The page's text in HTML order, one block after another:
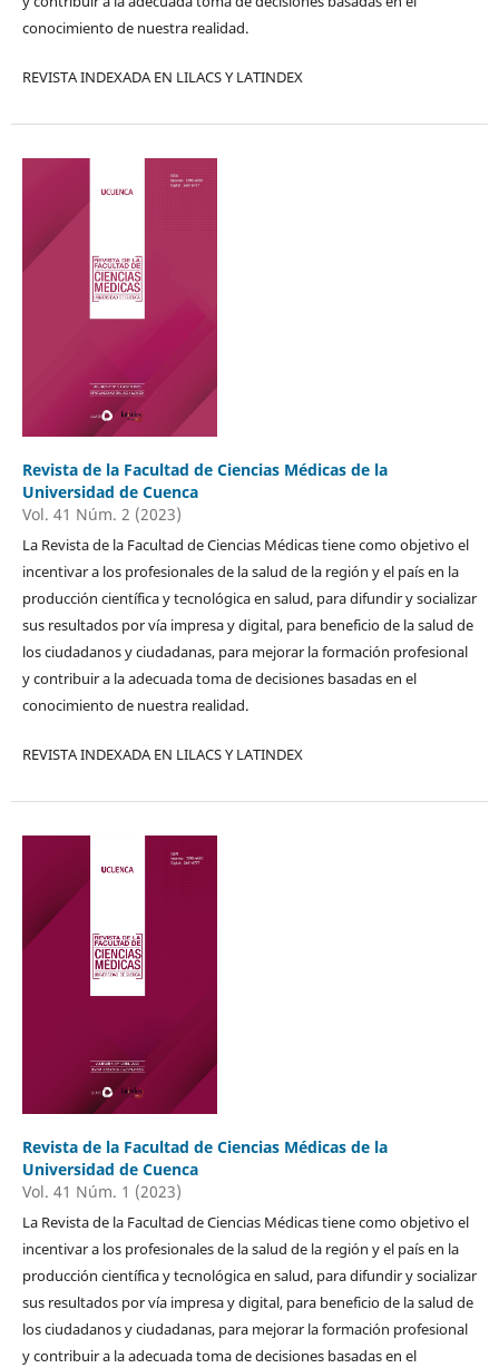
conocimiento de nuestra realidad.
REVISTA INDEXADA EN LILACS Y LATINDEX
Revista de la Facultad de Ciencias Médicas de la
Universidad de Cuenca
Vol. 41 Núm. 2 (2023)
La Revista de la Facultad de Ciencias Médicas tiene como objetivo el
incentivar a los profesionales de la salud de la región y el país en la
producción científica y tecnológica en salud, para difundir y socializar
sus resultados por vía impresa y digital, para beneficio de la salud de
los ciudadanos y ciudadanas, para mejorar la formación profesional
y contribuir a la adecuada toma de decisiones basadas en el
conocimiento de nuestra realidad.
REVISTA INDEXADA EN LILACS Y LATINDEX
Revista de la Facultad de Ciencias Médicas de la
Universidad de Cuenca
Vol. 41 Núm. 1 (2023)
La Revista de la Facultad de Ciencias Médicas tiene como objetivo el
incentivar a los profesionales de la salud de la región y el país en la
producción científica y tecnológica en salud, para difundir y socializar
sus resultados por vía impresa y digital, para beneficio de la salud de
los ciudadanos y ciudadanas, para mejorar la formación profesional
y contribuir a la adecuada toma de decisiones basadas en el